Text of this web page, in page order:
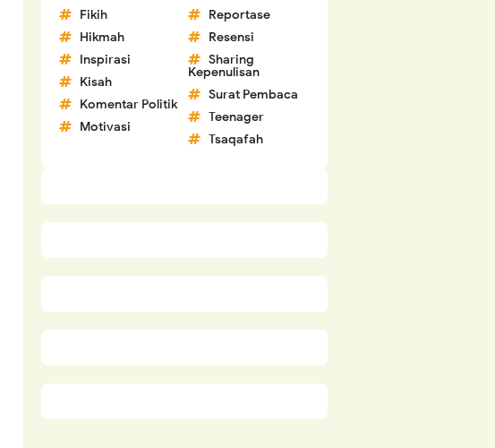
Fikih
Hikmah
Inspirasi
Kisah
Komentar Politik
Motivasi
Reportase
Resensi
Sharing
Kepenulisan
Surat Pembaca
Teenager
Tsaqafah